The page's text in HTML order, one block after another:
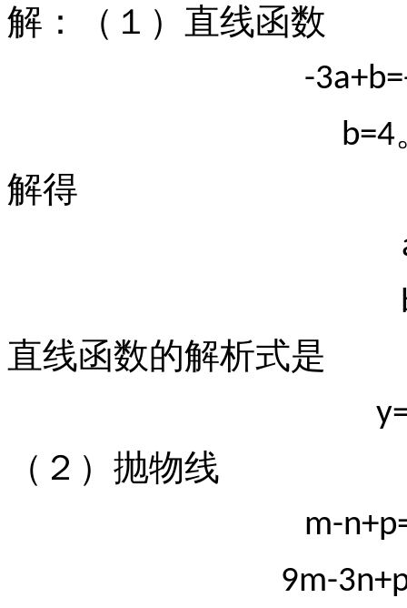
解：（１）直线函数
-
b=4
解得
直线函数的解析式是
（２）抛物线
m-
9m-